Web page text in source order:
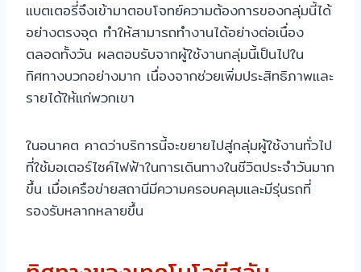
แบตเตอรี่จึงเข้ามาตอบโจทย์ความต้องการของกลุ่มนี้ได้
อย่างตรงจุด ทำให้สามารถทำงานได้อย่างต่อเนื่อง
ตลอดทั้งวัน ผลตอบรับจากผู้ใช้งานกลุ่มนี้เป็นไปใน
ทิศทางบวกอย่างมาก เนื่องจากช่วยเพิ่มประสิทธิภาพและ
รายได้ให้แก่พวกเขา
ในอนาคต คาดว่าบริการนี้จะขยายไปสู่กลุ่มผู้ใช้งานทั่วไป
ที่ใช้มอเตอร์ไซค์ไฟฟ้าในการเดินทางในชีวิตประจำวันมาก
ขึ้น เมื่อเครือข่ายสถานีมีความครอบคลุมและมีรุ่นรถที่
รองรับหลากหลายขึ้น